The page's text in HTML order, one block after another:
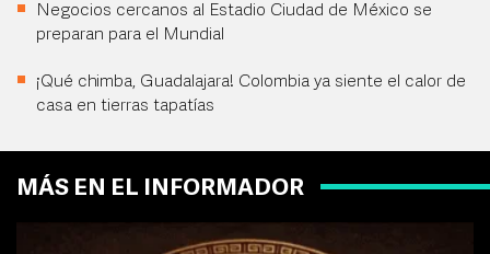
Negocios cercanos al Estadio Ciudad de México se
preparan para el Mundial
¡Qué chimba, Guadalajara! Colombia ya siente el calor de
casa en tierras tapatías
MÁS EN EL INFORMADOR